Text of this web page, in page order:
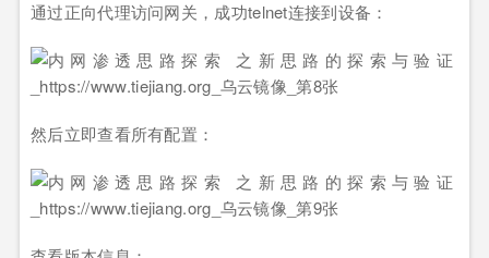
通过正向代理访问网关，成功telnet连接到设备：
然后立即查看所有配置：